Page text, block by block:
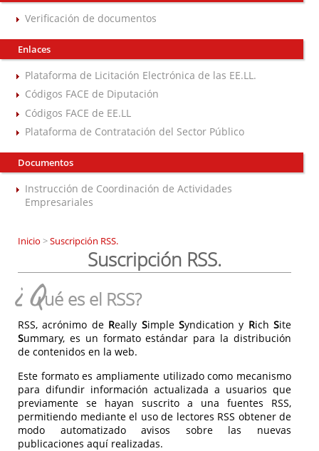
Verificación de documentos
Enlaces
Plataforma de Licitación Electrónica de las EE.LL.
Códigos FACE de Diputación
Códigos FACE de EE.LL
Plataforma de Contratación del Sector Público
Documentos
Instrucción de Coordinación de Actividades
Empresariales
Inicio >Suscripción RSS.
Suscripción RSS.
¿Qué es el RSS?
RSS, acrónimo de Really Simple Syndication y RichSite
Summary, es un formato estándar para la distribución
de contenidos en la web.
Este formato es ampliamente utilizado como mecanismo
para difundir información actualizada a usuarios que
previamente se hayan suscrito a una fuentes RSS,
permitiendo mediante el uso de lectores RSS obtener de
modo automatizado avisos sobre las nuevas
publicaciones aquí realizadas.